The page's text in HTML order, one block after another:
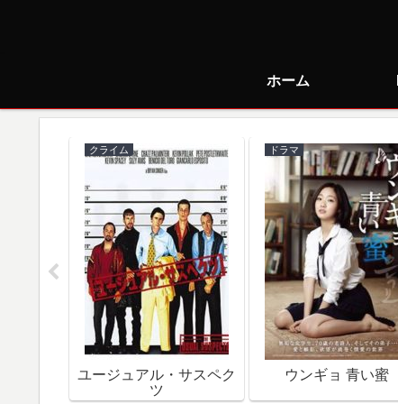
ホーム
クライム
ユージュアル・サスペク
ツ
ドラマ
ウンギョ 青い蜜